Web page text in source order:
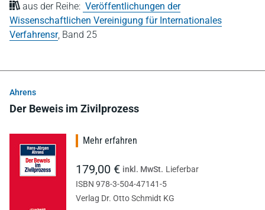
aus der Reihe: Veröffentlichungen der
Wissenschaftlichen Vereinigung für Internationales
Verfahrensr, Band 25
Ahrens
Der Beweis im Zivilprozess
Mehr erfahren
179,00 € inkl. MwSt. Lieferbar
ISBN 978-3-504-47141-5
Verlag Dr. Otto Schmidt KG